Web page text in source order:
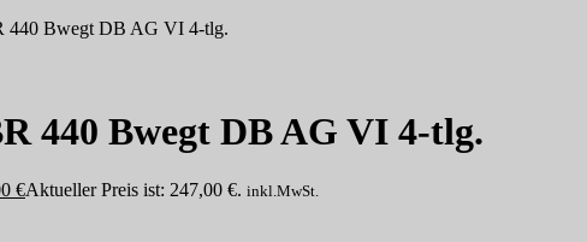
440 Bwegt DB AG VI 4-tlg.
440 Bwegt DB AG VI 4-tlg.
€Aktueller Preis ist: 247,00 €. inkl.MwSt.